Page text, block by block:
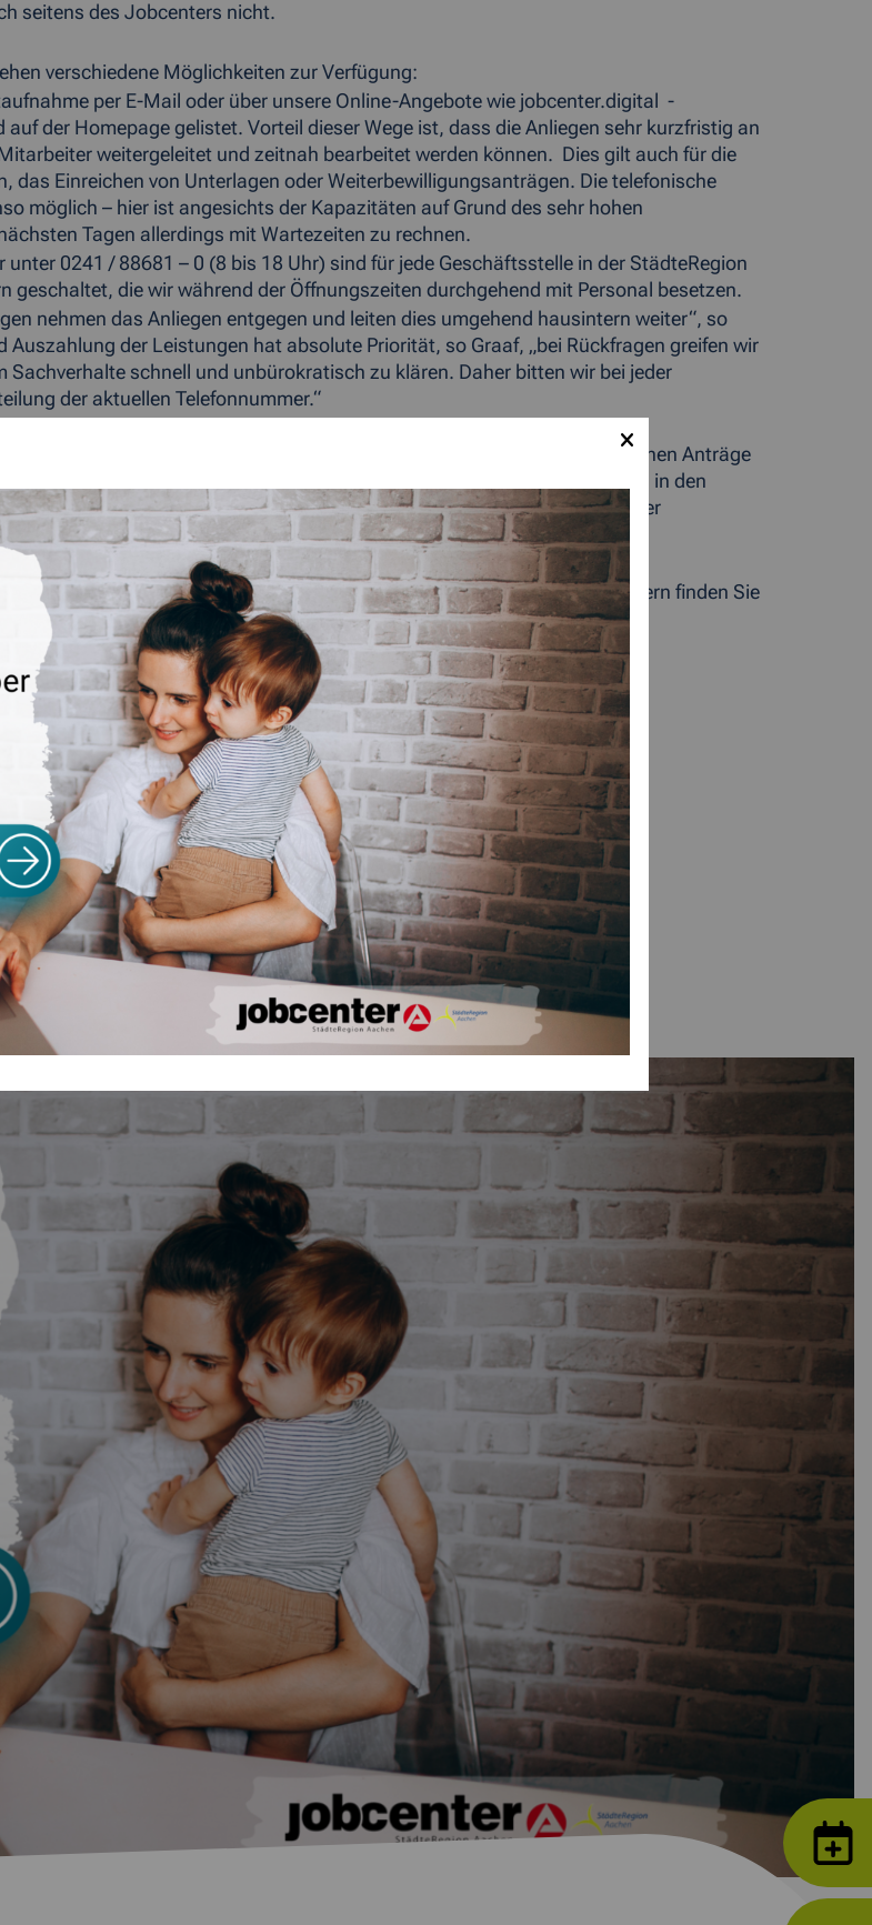
seitens des Jobcenters nicht.
verschiedene Möglichkeiten zur Verfügung:
per E-Mail oder über unsere Online-Angebote wie jobcenter.digital -
der Homepage gelistet. Vorteil dieser Wege ist, dass die Anliegen sehr kurzfristig an
weitergeleitet und zeitnah bearbeitet werden können. Dies gilt auch für die
das Einreichen von Unterlagen oder Weiterbewilligungsanträgen. Die telefonische
möglich – hier ist angesichts der Kapazitäten auf Grund des sehr hohen
Tagen allerdings mit Wartezeiten zu rechnen.
unter 0241 / 88681 – 0 (8 bis 18 Uhr) sind für jede Geschäftsstelle in der StädteRegion
geschaltet, die wir während der Öffnungszeiten durchgehend mit Personal besetzen.
nehmen das Anliegen entgegen und leiten dies umgehend hausintern weiter“, so
Auszahlung der Leistungen hat absolute Priorität, so Graaf, „bei Rückfragen greifen wir
Sachverhalte schnell und unbürokratisch zu klären. Daher bitten wir bei jeder
der aktuellen Telefonnummer.“
Beantragung einer Mobilticket-Berechtigungskarte oder die Prüfung von
auf der Jobcenter Homepage einfache Tools zur Verfügung. Weiterhin können Anträge
Post oder durch Einwurf in den Hausbriefkasten eingereicht werden. Auch in den
Vorsprachen erforderlich waren, wie der Arbeitslosmeldung oder der
Leistungen, entfallen diese derzeit.
Anträge zum Download, E-Mailadressen und Telefonnummern finden Sie
aachen.de/service/